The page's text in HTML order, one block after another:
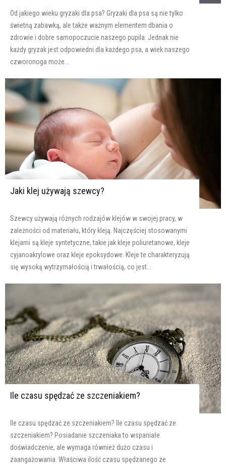
Od jakiego wieku gryzaki dla psa? Gryzaki dla psa są nie tylko
świetną zabawką, ale także ważnym elementem dbania o
zdrowie i dobre samopoczucie naszego pupila. Jednak nie
każdy gryzak jest odpowiedni dla każdego psa, a wiek naszego
czworonoga może...
Jaki klej używają szewcy?
Szewcy używają różnych rodzajów klejów w swojej pracy, w
zależności od materiału, który kleją. Najczęściej stosowanymi
klejami są kleje syntetyczne, takie jak kleje poliuretanowe, kleje
cyjanoakrylowe oraz kleje epoksydowe. Kleje te charakteryzują
się wysoką wytrzymałością i trwałością, co jest...
Ile czasu spędzać ze szczeniakiem?
Ile czasu spędzać ze szczeniakiem? Ile czasu spędzać ze
szczeniakiem? Posiadanie szczeniaka to wspaniałe
doświadczenie, ale wymaga również dużo czasu i
zaangażowania. Właściwa ilość czasu spędzanego ze